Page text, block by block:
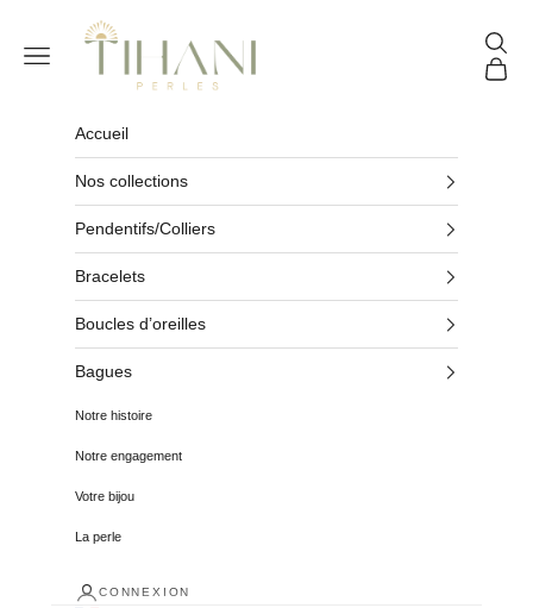
Tihani Perles
Menu
Panier
Accueil
Nos collections
Pendentifs/Colliers
Bracelets
Boucles d’oreilles
Bagues
Notre histoire
Notre engagement
Votre bijou
La perle
CONNEXION